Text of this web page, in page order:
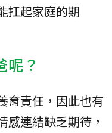
扛起家庭的期
呢？
育責任，因此也有
感連結缺乏期待，